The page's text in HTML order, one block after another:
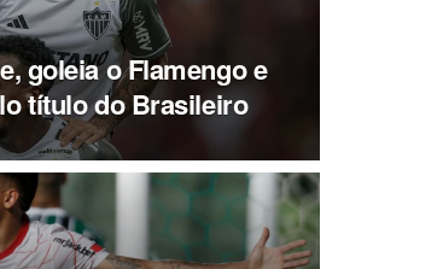
goleia o Flamengo e
título do Brasileiro